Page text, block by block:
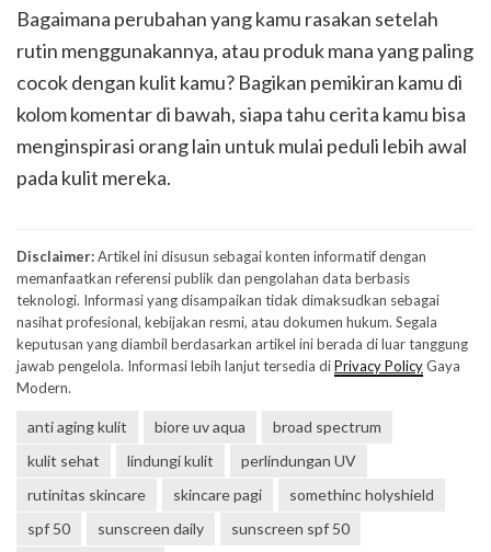
Bagaimana perubahan yang kamu rasakan setelah
rutin menggunakannya, atau produk mana yang paling
cocok dengan kulit kamu? Bagikan pemikiran kamu di
kolom komentar di bawah, siapa tahu cerita kamu bisa
menginspirasi orang lain untuk mulai peduli lebih awal
pada kulit mereka.
Disclaimer:Artikel ini disusun sebagai konten informatif dengan
memanfaatkan referensi publik dan pengolahan data berbasis
teknologi. Informasi yang disampaikan tidak dimaksudkan sebagai
nasihat profesional, kebijakan resmi, atau dokumen hukum. Segala
keputusan yang diambil berdasarkan artikel ini berada di luar tanggung
jawab pengelola. Informasi lebih lanjut tersedia diPrivacy PolicyGaya
Modern.
anti aging kulit biore uv aqua
broad spectrum
kulit sehat
lindungi kulit
perlindungan UV
rutinitas skincare
skincare pagi
somethinc holyshield
spf 50
sunscreen daily
sunscreen spf 50